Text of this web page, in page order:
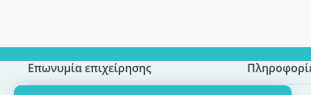
Επωνυμία επιχείρησης